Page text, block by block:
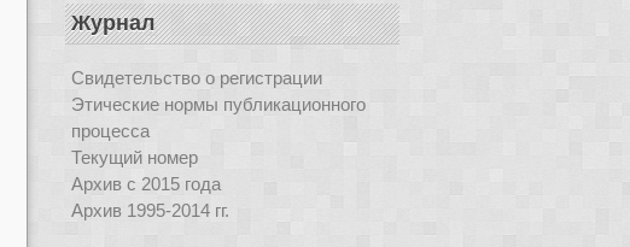
Журнал
Свидетельство о регистрации
Этические нормы публикационного
процесса
Текущий номер
Архив с 2015 года
Архив 1995-2014 гг.